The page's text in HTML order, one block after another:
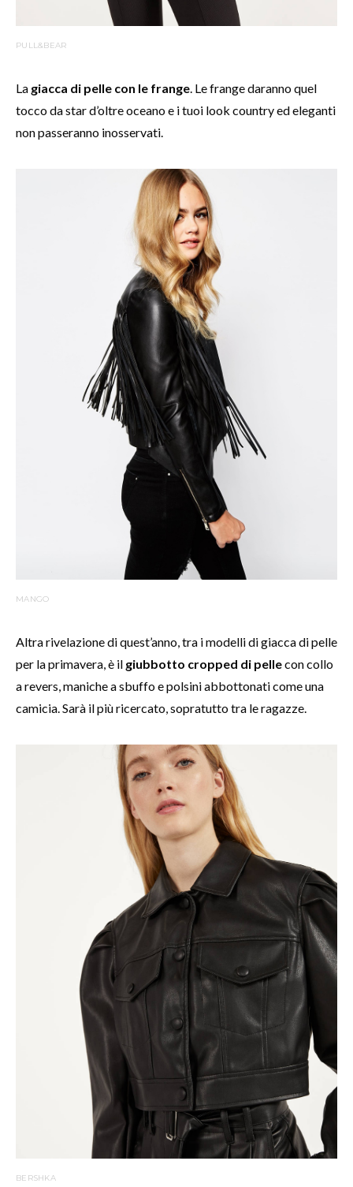
PULL&BEAR
La giacca di pelle con le frange. Le frange daranno quel
tocco da star d’oltre oceano e i tuoi look country ed eleganti
non passeranno inosservati.
MANGO
Altra rivelazione di quest’anno, tra i modelli di giacca di pelle
per la primavera, è il giubbotto cropped di pellecon collo
a revers, maniche a sbuffo e polsini abbottonati come una
camicia. Sarà il più ricercato, sopratutto tra le ragazze.
BERSHKA